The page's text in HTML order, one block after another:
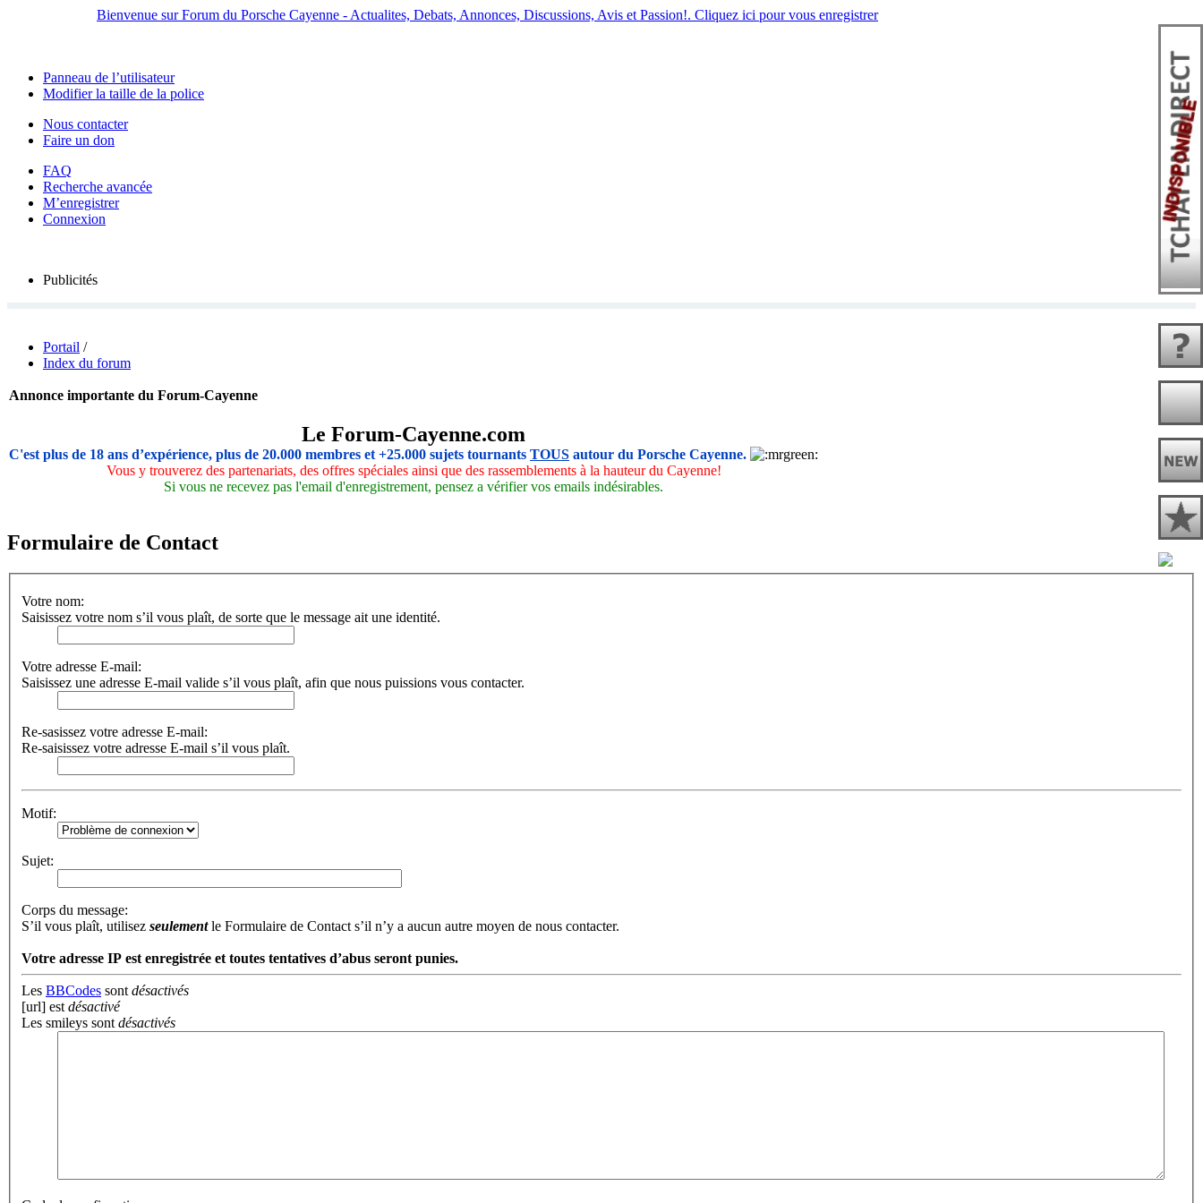
Bienvenue sur Forum du Porsche Cayenne - Actualites, Debats, Annonces, Discussions, Avis et Passion!. Cliquez ici pour vous enregistrer
Panneau de l’utilisateur
Modifier la taille de la police
Nous contacter
Faire un don
FAQ
Recherche avancée
M’enregistrer
Connexion
Publicités
Portail /
Index du forum
Annonce importante du Forum-Cayenne
Le Forum-Cayenne.com
C'est plus de 18 ans d’expérience, plus de 20.000 membres et +25.000 sujets tournants TOUS autour du Porsche Cayenne.
Vous y trouverez des partenariats, des offres spéciales ainsi que des rassemblements à la hauteur du Cayenne!
Si vous ne recevez pas l'email d'enregistrement, pensez a vérifier vos emails indésirables.
Formulaire de Contact
Votre nom:
Saisissez votre nom s’il vous plaît, de sorte que le message ait une identité.
Votre adresse E-mail:
Saisissez une adresse E-mail valide s’il vous plaît, afin que nous puissions vous contacter.
Re-sasissez votre adresse E-mail:
Re-saisissez votre adresse E-mail s’il vous plaît.
Motif:
Sujet:
Corps du message:
S’il vous plaît, utilisez seulementle Formulaire de Contact s’il n’y a aucun autre moyen de nous contacter.
Votre adresse ΙΡ est enregistrée et toutes tentatives d’abus seront punies.
Les BBCodes sontdésactivés
[url] estdésactivé
Les smileys sontdésactivés